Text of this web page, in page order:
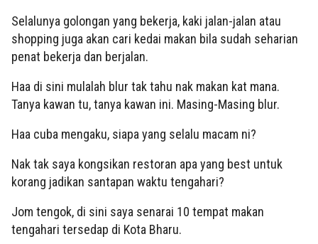
Selalunya golongan yang bekerja, kaki jalan-jalan atau
shopping juga akan cari kedai makan bila sudah seharian
penat bekerja dan berjalan.
Haa di sini mulalah blur tak tahu nak makan kat mana.
Tanya kawan tu, tanya kawan ini. Masing-Masing blur.
Haa cuba mengaku, siapa yang selalu macam ni?
Nak tak saya kongsikan restoran apa yang best untuk
korang jadikan santapan waktu tengahari?
Jom tengok, di sini saya senarai 10 tempat makan
tengahari tersedap di Kota Bharu.